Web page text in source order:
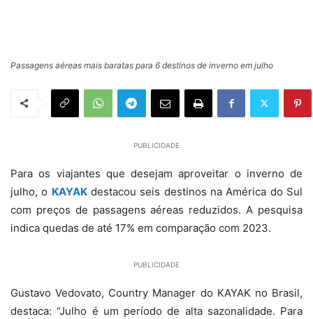
Passagens aéreas mais baratas para 6 destinos de inverno em julho
PUBLICIDADE
Para os viajantes que desejam aproveitar o inverno de
julho, o KAYAKdestacou seis destinos na América do Sul
com preços de passagens aéreas reduzidos. A pesquisa
indica quedas de até 17% em comparação com 2023.
PUBLICIDADE
Gustavo Vedovato, Country Manager do KAYAK no Brasil,
destaca: “Julho é um período de alta sazonalidade. Para